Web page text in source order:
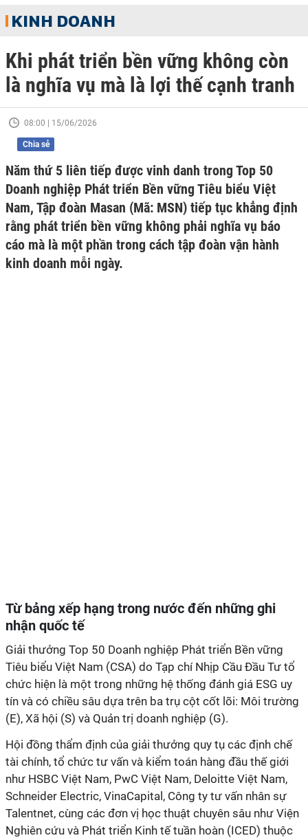
KINH DOANH
Khi phát triển bền vững không còn
là nghĩa vụ mà là lợi thế cạnh tranh
08:00 | 15/06/2026
Chia sẻ
Năm thứ 5 liên tiếp được vinh danh trong Top 50
Doanh nghiệp Phát triển Bền vững Tiêu biểu Việt
Nam, Tập đoàn Masan (Mã: MSN) tiếp tục khẳng định
rằng phát triển bền vững không phải nghĩa vụ báo
cáo mà là một phần trong cách tập đoàn vận hành
kinh doanh mỗi ngày.
Từ bảng xếp hạng trong nước đến những ghi
nhận quốc tế
Giải thưởng Top 50 Doanh nghiệp Phát triển Bền vững
Tiêu biểu Việt Nam (CSA) do Tạp chí Nhịp Cầu Đầu Tư tổ
chức hiện là một trong những hệ thống đánh giá ESG uy
tín và có chiều sâu dựa trên ba trụ cột cốt lõi: Môi trường
(E), Xã hội (S) và Quản trị doanh nghiệp (G).
Hội đồng thẩm định của giải thưởng quy tụ các định chế
tài chính, tổ chức tư vấn và kiểm toán hàng đầu thế giới
như HSBC Việt Nam, PwC Việt Nam, Deloitte Việt Nam,
Schneider Electric, VinaCapital, Công ty tư vấn nhân sự
Talentnet, cùng các đơn vị học thuật chuyên sâu như Viện
Nghiên cứu và Phát triển Kinh tế tuần hoàn (ICED) thuộc